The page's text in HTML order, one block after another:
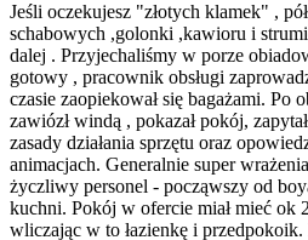
Jeśli oczekujesz "złotych klamek" ,
schabowych ,golonki ,kawioru i
dalej . Przyjechaliśmy w porze
gotowy , pracownik obsługi
czasie zaopiekował się bagażami. Po
zawiózł windą , pokazał pokój,
zasady działania sprzętu oraz
animacjach. Generalnie super
życzliwy personel - począwszy od
kuchni. Pokój w ofercie miał mieć ok
wliczając w to łazienkę i